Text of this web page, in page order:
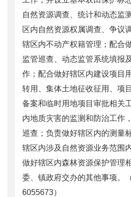
自然资源调查、统计和动态监
区内自然资源权属调查、争议
辖区内不动产权籍管理；配合
监管巡查、动态监管系统填报
作；配合做好辖区内建设项目
转用、集体土地征收征用、项
备案和临时用地项目审批相关
内地质灾害的监测和防治工作
巡查；负责做好辖区内的测量
辖区内涉及自然资源业务范围
做好辖区内森林资源保护管理
委、镇政府交办的其他事项。
6055673）